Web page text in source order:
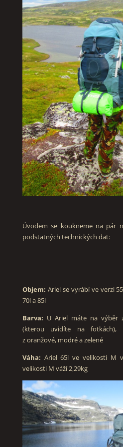
Úvodem se koukneme na pár
podstatných technických dat:
Objem: Ariel se vyrábí ve verzi
70l a 85l
Barva: U Ariel máte na výběr
(kterou uvidíte na fotkách),
z oranžové, modré a zelené
Váha: Ariel 65l ve velikosti M
velikosti M váží 2,29kg